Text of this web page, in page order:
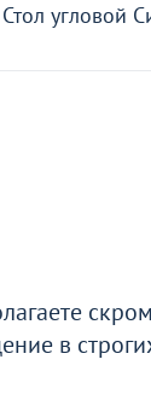
Стол угловой
в